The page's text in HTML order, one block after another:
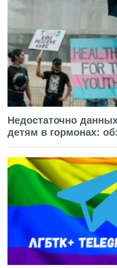
Недостаточно
детям в гормонах: